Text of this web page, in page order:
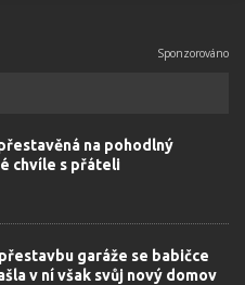
na pohodlný
chvíle s přáteli
garáže se babičce
v ní však svůj nový domov